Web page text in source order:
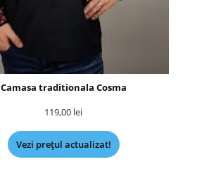
Camasa traditionala Cosma
119,00 lei
Vezi prețul actualizat!